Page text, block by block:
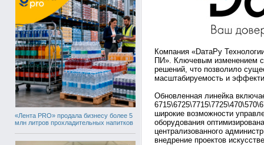
«Лента PRO» продала бизнесу более 5
млн литров прохладительных напитков
Компания «DатаРу
ПИ». Ключевым изменением
решений, что позволило
масштабируемость и
Обновленная линейка
широкие возможности
оборудования
централизованного
внедрение проектов